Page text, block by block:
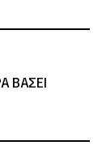
ΒΑΣΕΙ